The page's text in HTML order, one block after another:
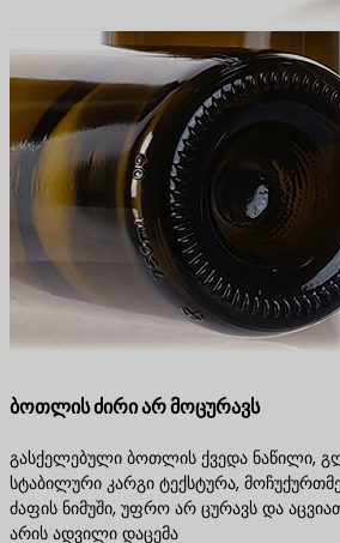
ბოთლის ძირი არ მოცურავს
გასქელებული ბოთლის ქვედა ნაწილი,
სტაბილური კარგი ტექსტურა,
ძაფის ნიმუში, უფრო არ ცურავს და
არის ადვილი დაცემა